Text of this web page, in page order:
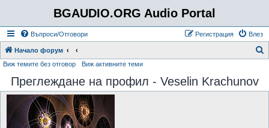
BGAUDIO.ORG Audio Portal
Въпроси/Отговори Влез
Регистрация
Начало форум
с
Виж темите без отговор Виж активните теми
Преглеждане на профил - Veselin Krachunov